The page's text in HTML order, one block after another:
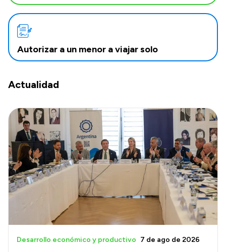
Autorizar a un menor a viajar solo
Actualidad
Desarrollo económico y productivo 7 de ago de 2026